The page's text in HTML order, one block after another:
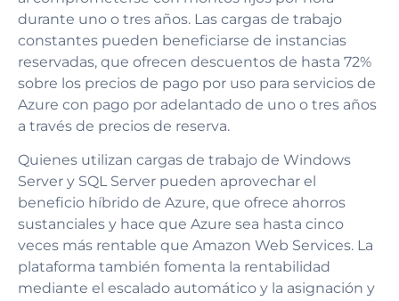
durante uno o tres años. Las cargas de trabajo
constantes pueden beneficiarse de instancias
reservadas, que ofrecen descuentos de hasta 72%
sobre los precios de pago por uso para servicios de
Azure con pago por adelantado de uno o tres años
a través de precios de reserva.
Quienes utilizan cargas de trabajo de Windows
Server y SQL Server pueden aprovechar el
beneficio híbrido de Azure, que ofrece ahorros
sustanciales y hace que Azure sea hasta cinco
veces más rentable que Amazon Web Services. La
plataforma también fomenta la rentabilidad
mediante el escalado automático y la asignación y